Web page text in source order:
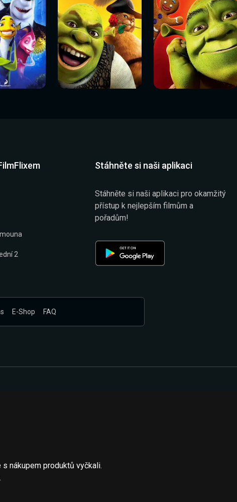
Sledovat
nyní
Sledovat nyní
Sledovat
nyní
Sledovat nyní
2
Stáhněte si naši aplikaci
Stáhněte si naši aplikaci pro okamžitý
přístup k nejlepším filmům a
pořadům!
E-Shop FAQ
nákupem produktů vyčkali.